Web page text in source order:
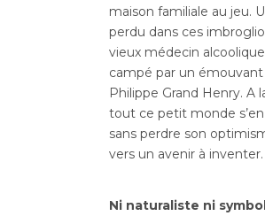
maison familiale au jeu.
perdu dans ces
vieux médecin
campé par un émouvant
Philippe Grand Henry. A
tout ce petit monde s’en
sans perdre son
vers un avenir à inventer.
Ni naturaliste ni